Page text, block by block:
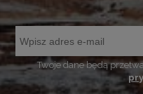
Twoje dane będą